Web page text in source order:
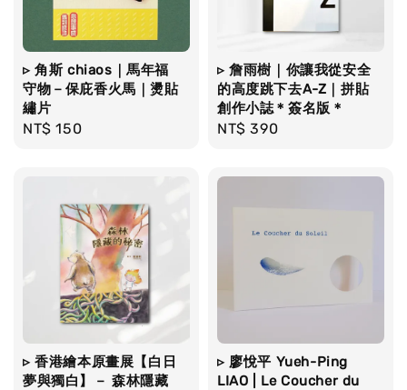
▹ 角斯 chiaos｜馬年福
守物－保庇香火馬｜燙貼
繡片
Regular
NT$ 150
▹ 詹雨樹｜你讓我從安全
的高度跳下去A-Z｜拼貼
創作小誌＊簽名版＊
Regular
NT$ 390
▹ 香港繪本原畫展【白日
夢與獨白】－ 森林隱藏
▹ 廖悅平 Yueh-Ping
LIAO | Le Coucher du